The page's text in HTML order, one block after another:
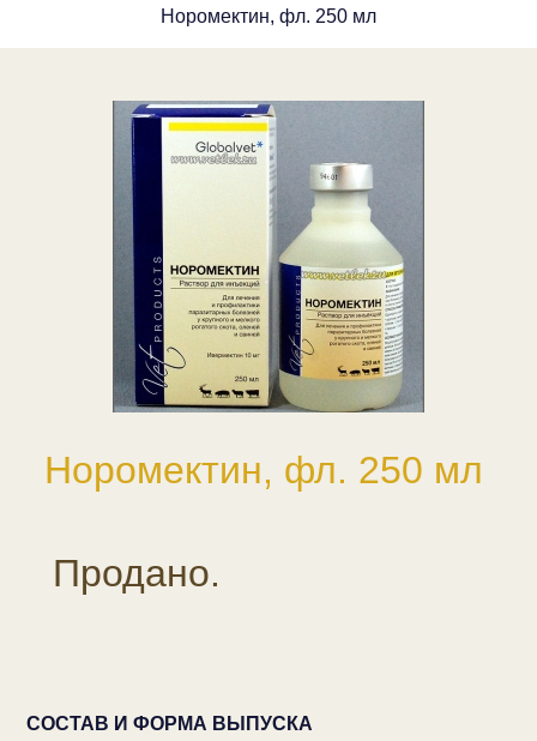
Норомектин, фл. 250 мл
Норомектин, фл. 250 мл
Продано.
СОСТАВ И ФОРМА ВЫПУСКА